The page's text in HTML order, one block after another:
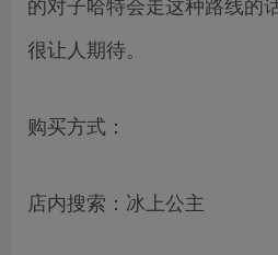
很让人期待。
购买方式：
店内搜索：冰上公主